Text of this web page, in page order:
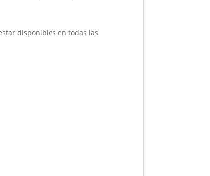
disponibles en todas las